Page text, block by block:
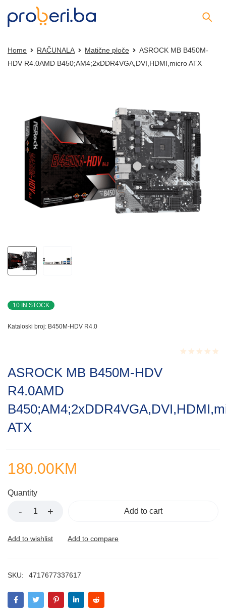
Home RAČUNALA Matične ploče
ASROCK MB B450M-
HDV R4.0AMD B450;AM4;2xDDR4VGA,DVI,HDMI,micro ATX
10 IN STOCK
Kataloski broj: B450M-HDV R4.0
ASROCK MB B450M-HDV
R4.0AMD
ATX
180.00KM
Quantity
Add to cart
SKU: 4717677337617